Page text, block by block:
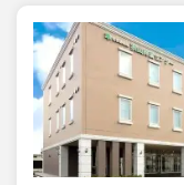
ご案内しますの
相談ください。
24時間・365日